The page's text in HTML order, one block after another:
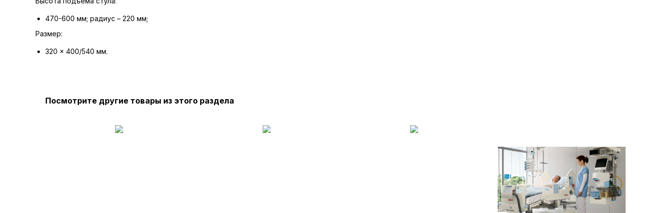
470-600 мм; радиус – 220 мм;
Размер:
320 x 400/540 мм.
Посмотрите другие товары из этого раздела